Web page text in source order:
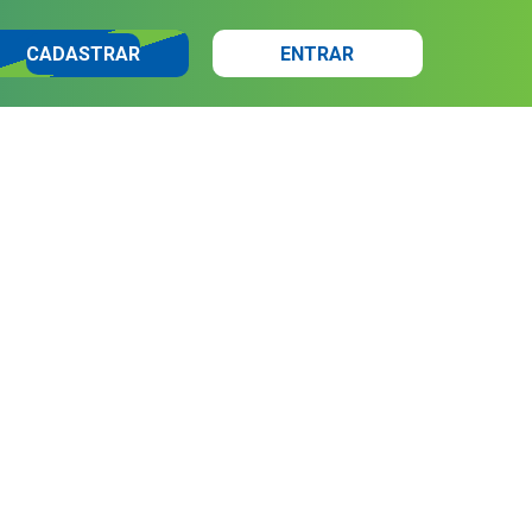
CADASTRAR ENTRAR